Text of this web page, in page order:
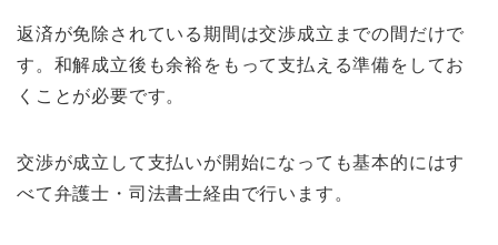
返済が免除されている期間は交渉成立までの間だけで
す。和解成立後も余裕をもって支払える準備をしてお
くことが必要です。
交渉が成立して支払いが開始になっても基本的にはす
べて弁護士・司法書士経由で行います。